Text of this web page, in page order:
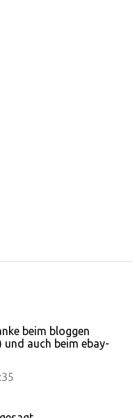
beim bloggen
auch beim ebay-